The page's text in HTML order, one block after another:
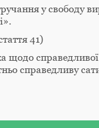
у свободу
41)
щодо
справедливу